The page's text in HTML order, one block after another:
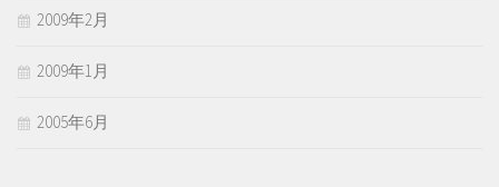
2009年2月
2009年1月
2005年6月